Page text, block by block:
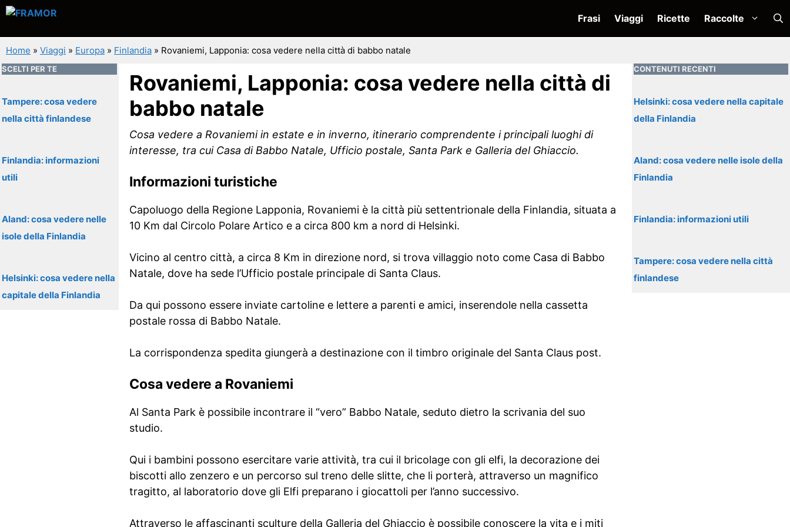
Vai
contenuto
Frasi Viaggi Ricette Raccolte
Home » Viaggi » Europa » Finlandia » Rovaniemi, Lapponia: cosa vedere nella città di babbo natale
Rovaniemi, Lapponia: cosa vedere nella città di
babbo natale
Cosa vedere a Rovaniemi in estate e in inverno, itinerario comprendente i principali luoghi di
interesse, tra cui Casa di Babbo Natale, Ufficio postale, Santa Park e Galleria del Ghiaccio.
Informazioni turistiche
Capoluogo della Regione Lapponia, Rovaniemi è la città più settentrionale della Finlandia, situata a
10 Km dal Circolo Polare Artico e a circa 800 km a nord di Helsinki.
Vicino al centro città, a circa 8 Km in direzione nord, si trova villaggio noto come Casa di Babbo
Natale, dove ha sede l’Ufficio postale principale di Santa Claus.
Da qui possono essere inviate cartoline e lettere a parenti e amici, inserendole nella cassetta
postale rossa di Babbo Natale.
La corrispondenza spedita giungerà a destinazione con il timbro originale del Santa Claus post.
Cosa vedere a Rovaniemi
Al Santa Park è possibile incontrare il “vero” Babbo Natale, seduto dietro la scrivania del suo
studio.
Qui i bambini possono esercitare varie attività, tra cui il bricolage con gli elfi, la decorazione dei
biscotti allo zenzero e un percorso sul treno delle slitte, che li porterà, attraverso un magnifico
tragitto, al laboratorio dove gli Elfi preparano i giocattoli per l’anno successivo.
Attraverso le affascinanti sculture della Galleria del Ghiaccio è possibile conoscere la vita e i miti
SCELTI PER TE
Tampere: cosa vedere
nella città finlandese
Finlandia: informazioni
utili
Aland: cosa vedere nelle
isole della Finlandia
Helsinki: cosa vedere nella
capitale della Finlandia
CONTENUTI RECENTI
Helsinki: cosa vedere nella capitale
della Finlandia
Aland: cosa vedere nelle isole della
Finlandia
Finlandia: informazioni utili
Tampere: cosa vedere nella città
finlandese